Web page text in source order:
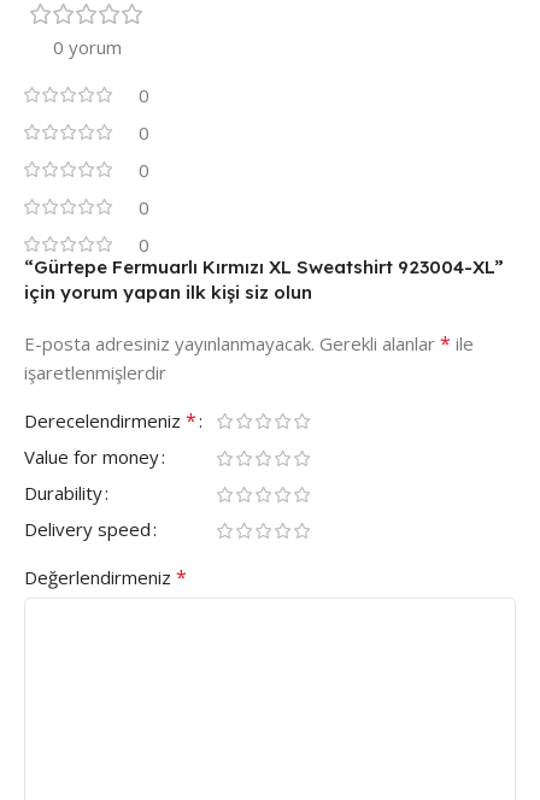
0 yorum
0
0
0
0
0
“Gürtepe Fermuarlı Kırmızı XL Sweatshirt 923004-XL”
için yorum yapan ilk kişi siz olun
E-posta adresiniz yayınlanmayacak. Gerekli alanlar * ile
işaretlenmişlerdir
Derecelendirmeniz *
Value for money
Durability
Delivery speed
Değerlendirmeniz *